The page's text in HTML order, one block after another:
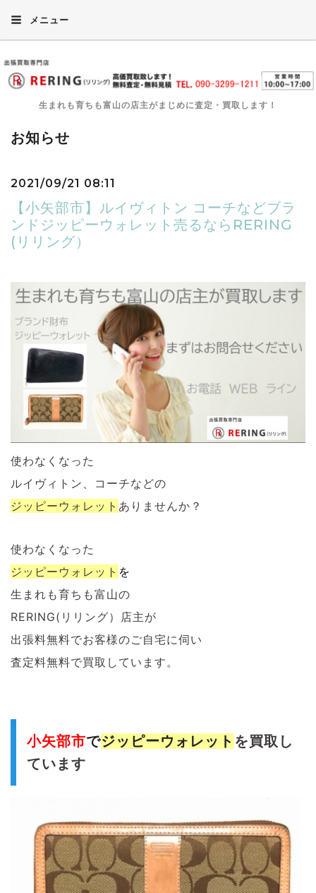
メニュー
生まれも育ちも富山の店主がまじめに査定・買取します！
お知らせ
2021/09/21 08:11
【小矢部市】ルイヴィトン コーチなどブラ
ンドジッピーウォレット売るならRERING
(リリング）
使わなくなった
ルイヴィトン、コーチなどの
ジッピーウォレット ありませんか？
使わなくなった
ジッピーウォレット を
生まれも育ちも富山の
RERING(リリング）店主が
出張料無料でお客様のご自宅に伺い
査定料無料で買取しています。
小矢部市でジッピーウォレット を買取し
ています